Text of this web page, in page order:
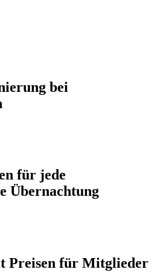
bei
für jede
Übernachtung
Preisen für Mitglieder